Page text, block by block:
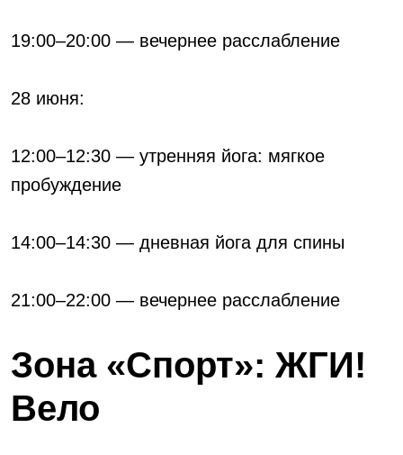
19:00–20:00 — вечернее расслабление
28 июня:
12:00–12:30 — утренняя йога: мягкое
пробуждение
14:00–14:30 — дневная йога для спины
21:00–22:00 — вечернее расслабление
Зона «Спорт»: ЖГИ!
Вело